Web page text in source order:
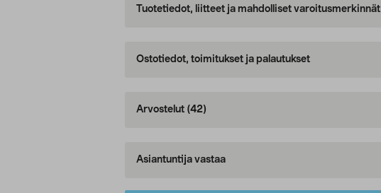
Tuotetiedot, liitteet ja mahdolliset varoitusmerkinnät
Ostotiedot, toimitukset ja palautukset
Arvostelut (42)
Asiantuntija vastaa